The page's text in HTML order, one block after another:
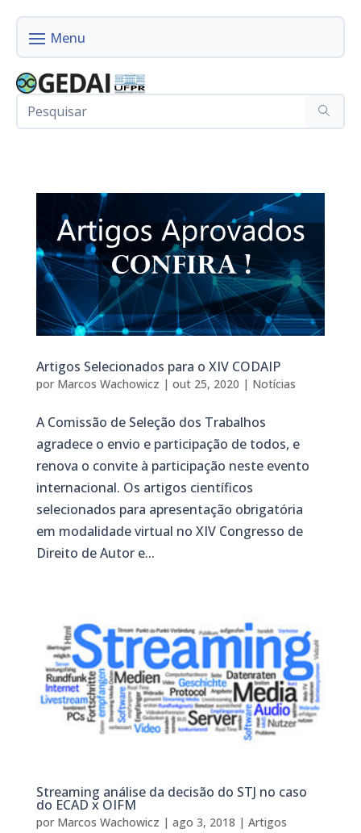
Artigos Selecionados para o XIV CODAIP
por Marcos Wachowicz | out 25, 2020 | Notícias
A Comissão de Seleção dos Trabalhos
agradece o envio e participação de todos, e
renova o convite à participação neste evento
internacional. Os artigos científicos
selecionados para apresentação obrigatória
em modalidade virtual no XIV Congresso de
Direito de Autor e...
Streaming análise da decisão do STJ no caso
do ECAD x OIFM
por Marcos Wachowicz | ago 3, 2018 | Artigos